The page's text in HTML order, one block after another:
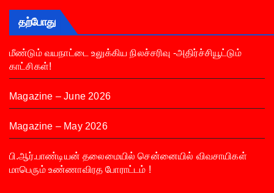
தற்போது
மீண்டும் வயநாட்டை உலுக்கிய நிலச்சரிவு -அதிர்ச்சியூட்டும்
காட்சிகள்!
Magazine – June 2026
Magazine – May 2026
பி.ஆர்.பாண்டியன் தலைமையில் சென்னையில் விவசாயிகள்
மாபெரும் உண்ணாவிரத போராட்டம் !